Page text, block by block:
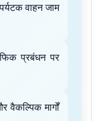
वाहन जाम
प्रबंधन पर
वैकल्पिक मार्गों